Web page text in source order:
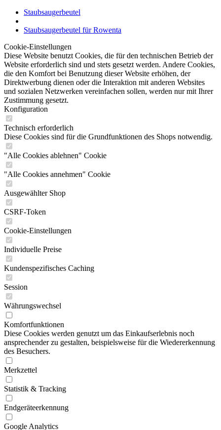
Staubsaugerbeutel
Staubsaugerbeutel für Rowenta
Cookie-Einstellungen
Diese Website benutzt Cookies, die für den technischen Betrieb der
Website erforderlich sind und stets gesetzt werden. Andere Cookies,
die den Komfort bei Benutzung dieser Website erhöhen, der
Direktwerbung dienen oder die Interaktion mit anderen Websites
und sozialen Netzwerken vereinfachen sollen, werden nur mit Ihrer
Zustimmung gesetzt.
Konfiguration
Technisch erforderlich
Diese Cookies sind für die Grundfunktionen des Shops notwendig.
"Alle Cookies ablehnen" Cookie
"Alle Cookies annehmen" Cookie
Ausgewählter Shop
CSRF-Token
Cookie-Einstellungen
Individuelle Preise
Kundenspezifisches Caching
Session
Währungswechsel
Komfortfunktionen
Diese Cookies werden genutzt um das Einkaufserlebnis noch
ansprechender zu gestalten, beispielsweise für die Wiedererkennung
des Besuchers.
Merkzettel
Statistik & Tracking
Endgeräteerkennung
Google Analytics